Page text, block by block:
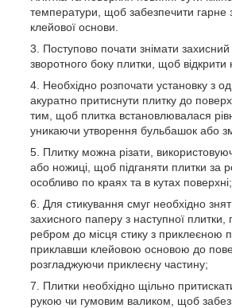
температури, щоб забезпечити гарне
клейової основи.
Поступово почати знімати захисний
зворотного боку плитки, щоб
Необхідно розпочати установку з
акуратно притиснути плитку до
тим, щоб плитка встановлювалася
уникаючи утворення бульбашок або
Плитку можна різати,
або ножиці, щоб підганяти плитки за
особливо по краях та в кутах поверхні;
Для стикування смуг необхідно
захисного паперу з наступної плитки,
ребром до місця стику з приклеєною
приклавши клейовою основою до
розгладжуючи приклеєну частину;
Плитки необхідно щільно
рукою чи гумовим валиком, щоб